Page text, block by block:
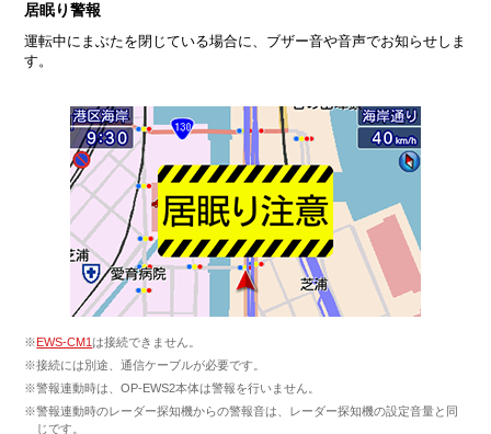
居眠り警報
運転中にまぶたを閉じている場合に、ブザー音や音声でお知らせしま
す。
※EWS-CM1は接続できません。
※接続には別途、通信ケーブルが必要です。
※警報連動時は、OP-EWS2本体は警報を行いません。
※警報連動時のレーダー探知機からの警報音は、レーダー探知機の設定音量と同
じです。